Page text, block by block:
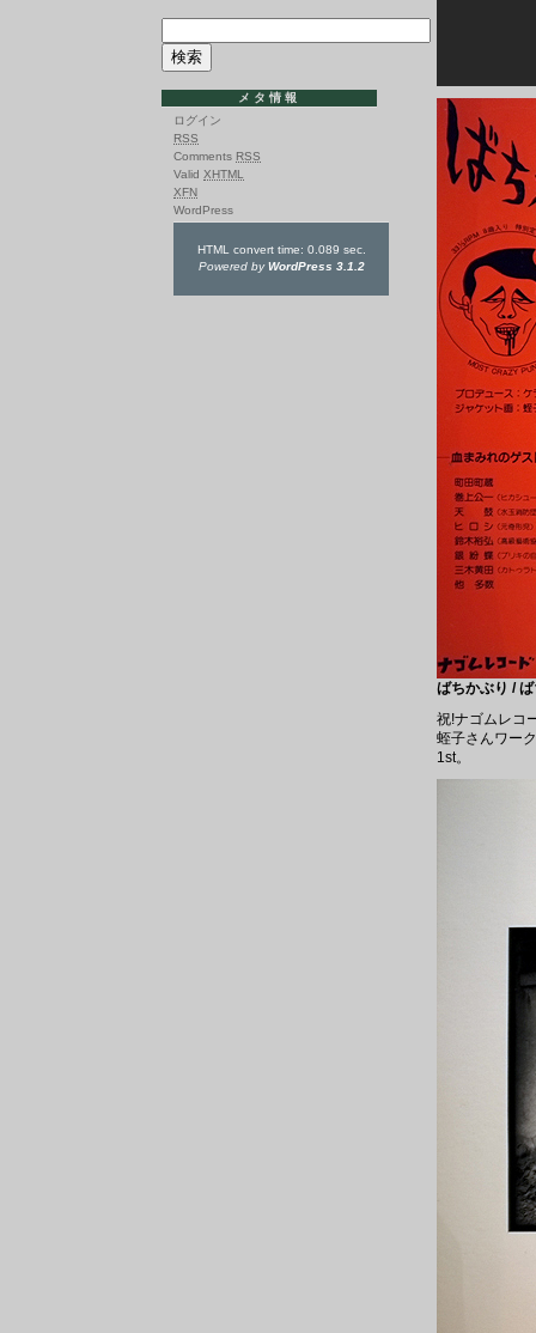
ばちかぶり /
祝!ナゴムレコ
蛭子さんワー
1st。
メタ情報
ログイン
RSS
Comments RSS
Valid XHTML
XFN
WordPress
HTML convert time: 0.089 sec.
Powered byWordPress 3.1.2